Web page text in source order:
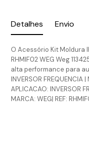
Detalhes Envio
O Acessório Kit Moldura
RHMIF02 WEG Weg
alta performance para
INVERSOR FREQUENCIA
APLICACAO: INVERSOR
MARCA: WEG| REF: